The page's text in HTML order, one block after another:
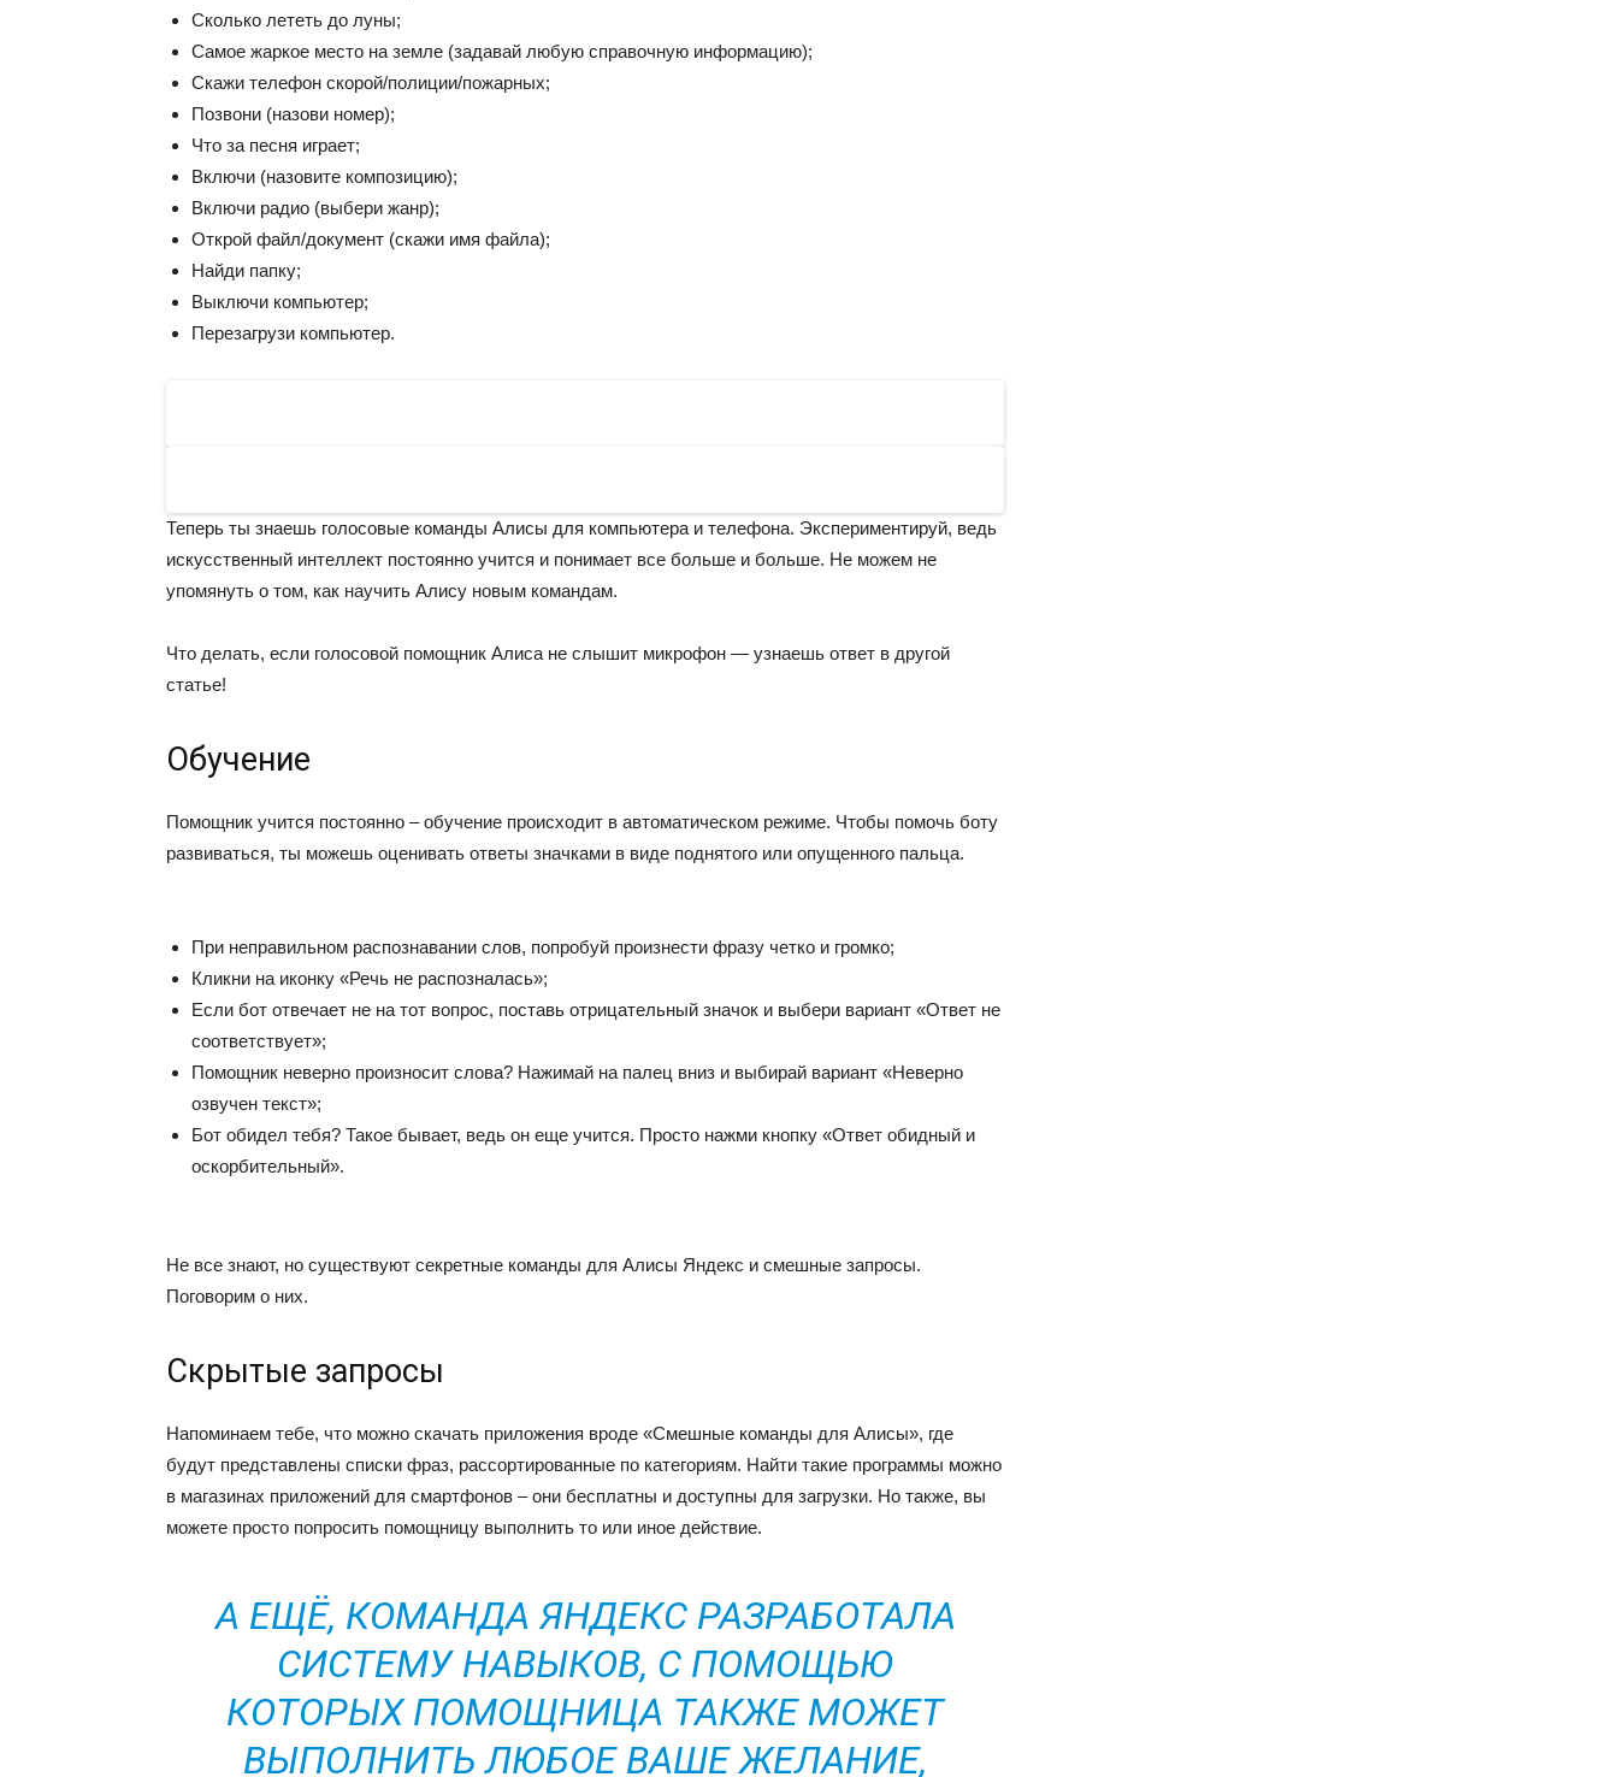
Сколько лететь до луны;
Самое жаркое место на земле (задавай любую справочную информацию);
Скажи телефон скорой/полиции/пожарных;
Позвони (назови номер);
Что за песня играет;
Включи (назовите композицию);
Включи радио (выбери жанр);
Открой файл/документ (скажи имя файла);
Найди папку;
Выключи компьютер;
Перезагрузи компьютер.
Теперь ты знаешь голосовые команды Алисы для компьютера и телефона. Экспериментируй, ведь
искусственный интеллект постоянно учится и понимает все больше и больше. Не можем не
упомянуть о том, как научить Алису новым командам.
Что делать, если голосовой помощник Алиса не слышит микрофон — узнаешь ответ в другой
статье!
Обучение
Помощник учится постоянно – обучение происходит в автоматическом режиме. Чтобы помочь боту
развиваться, ты можешь оценивать ответы значками в виде поднятого или опущенного пальца.
При неправильном распознавании слов, попробуй произнести фразу четко и громко;
Кликни на иконку «Речь не распозналась»;
Если бот отвечает не на тот вопрос, поставь отрицательный значок и выбери вариант «Ответ не
соответствует»;
Помощник неверно произносит слова? Нажимай на палец вниз и выбирай вариант «Неверно
озвучен текст»;
Бот обидел тебя? Такое бывает, ведь он еще учится. Просто нажми кнопку «Ответ обидный и
оскорбительный».
Не все знают, но существуют секретные команды для Алисы Яндекс и смешные запросы.
Поговорим о них.
Скрытые запросы
Напоминаем тебе, что можно скачать приложения вроде «Смешные команды для Алисы», где
будут представлены списки фраз, рассортированные по категориям. Найти такие программы можно
в магазинах приложений для смартфонов – они бесплатны и доступны для загрузки. Но также, вы
можете просто попросить помощницу выполнить то или иное действие.
А ЕЩЁ, КОМАНДА ЯНДЕКС РАЗРАБОТАЛА
СИСТЕМУ НАВЫКОВ, С ПОМОЩЬЮ
КОТОРЫХ ПОМОЩНИЦА ТАКЖЕ МОЖЕТ
ВЫПОЛНИТЬ ЛЮБОЕ ВАШЕ ЖЕЛАНИЕ,